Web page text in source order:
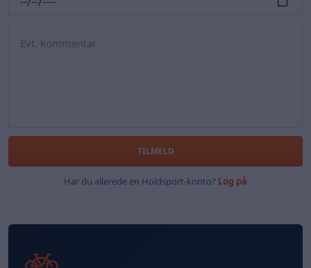
Evt. kommentar
TILMELD
Har du allerede en Holdsport-konto? Log på